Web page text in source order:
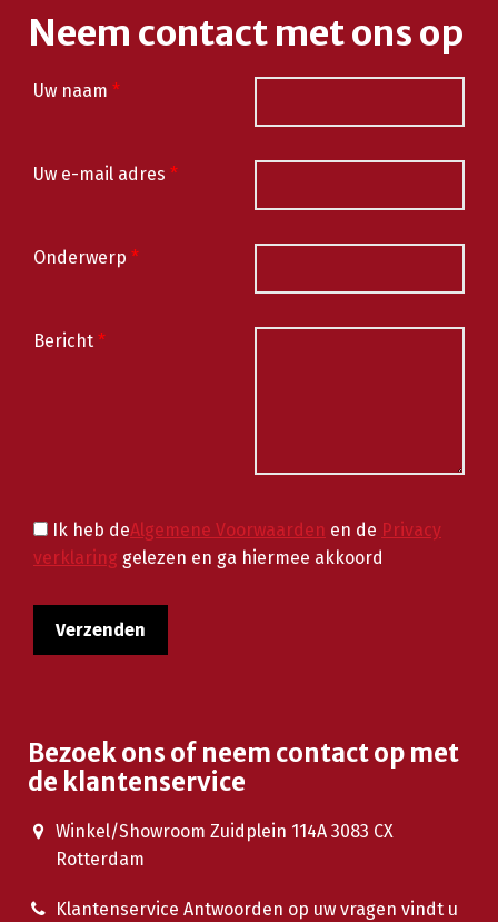
Neem contact met ons op
Uw naam *
Uw e-mail adres *
Onderwerp *
Bericht *
Ik heb deAlgemene Voorwaarden en de Privacy
verklaring gelezen en ga hiermee akkoord
Bezoek ons of neem contact op met
de klantenservice
Winkel/Showroom Zuidplein 114A 3083 CX
Rotterdam
Klantenservice Antwoorden op uw vragen vindt u